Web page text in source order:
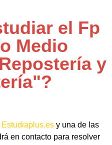
el Fp
Medio
y
Estudiaplus.es y una de las
en contacto para resolver